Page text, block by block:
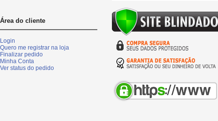
Área do cliente
Login
Quero me registrar na loja
Finalizar pedido
Minha Conta
Ver status do pedido